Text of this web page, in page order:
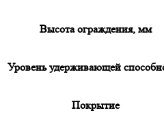
Высота ограждения, мм
Уровень удерживающей
Покрытие